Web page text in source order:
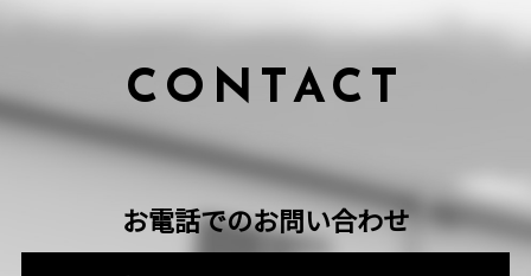
CONTACT
お電話でのお問い合わせ